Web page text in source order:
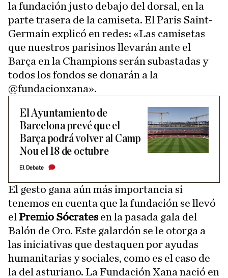
la fundación justo debajo del dorsal, en la
parte trasera de la camiseta. El Paris Saint-
Germain explicó en redes: «Las camisetas
que nuestros parisinos llevarán ante el
Barça en la Champions serán subastadas y
todos los fondos se donarán a la
@fundacionxana».
El Ayuntamiento de
Barcelona prevé que el
Barça podrá volver al Camp
Nou el 18 de octubre
El Debate
El gesto gana aún más importancia si
tenemos en cuenta que la fundación se llevó
el Premio Sócrates en la pasada gala del
Balón de Oro. Este galardón se le otorga a
las iniciativas que destaquen por ayudas
humanitarias y sociales, como es el caso de
la del asturiano. La Fundación Xana nació en